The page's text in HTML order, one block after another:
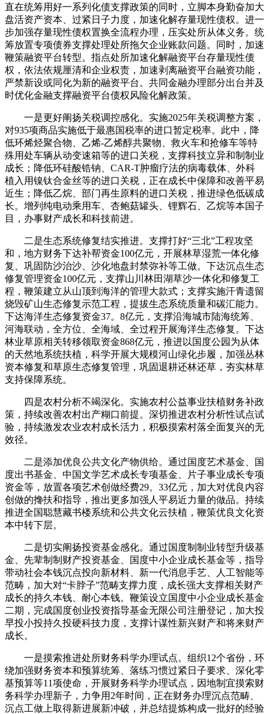
直在统筹用好一系列化债支撑政策的同时，立脚本身勤奋加大
盘活资产资本、过紧日子力度，加速化解存量现性债权。进一
步加强存量现性债权置换全流程办理，压实处所从体义务。统
筹放置专项债券支撑处理处所拖欠企业账款问题。同时，加速
鞭策融资平台转型。指点处所加速化解融资平台存量现性债
权，依法依规厘清和企业权责，加速剥离融资平台融资功能，
严禁新设或同化为新的融资平台。共同金融办理部分出台并及
时优化金融支撑融资平台债权风险化解政策。
一是更好阐扬关税调控感化。实施2025年关税调整方案，
对935项商品实施低于最惠国税率的进口暂定税率。此中，降
低环烯烃聚合物、乙烯-乙烯醇共聚物、救火车和抢修车等特
殊用处车辆从动变速箱等的进口关税，支撑科技立异和制制业
成长；降低环硅酸锆钠、CAR-T肿瘤疗法的病毒载体、外科
植入用镍钛合金丝等的进口关税，正在成长中保障和改善平易
近生；降低乙烷、部门再生原料的进口关税，推进绿色低碳成
长。增列纯电动乘用车、杏鲍菇罐头、锂辉石、乙烷等本国子
目，办事财产成长和科技前进。
二是生态系统修复结实推进。支撑打好“三北”工程攻坚
和，地方财务下达补帮资金100亿元，开展林草湿荒一体化修
复、巩固防沙治沙、沙化地盘封禁弥补等工做。下达沉点生态
修复管理资金100亿元，支撑山川林田湖草沙一体化和修复工
程，鞭策建立从山顶到海洋的管理大款式；支撑实施汗青遗留
烧毁矿山生态修复示范工程，提拔生态系统质量和碳汇能力。
下达海洋生态修复资金37。8亿元，支撑沿海城市陆海统筹、
河海联动，全方位、全海域、全过程开展海洋生态修复。下达
林业草原相关转移领取资金868亿元，推进以国度公园为从体
的天然地系统扶植，科学开展大规模河山绿化步履，加强丛林
资本修复和草原生态修复管理，巩固退耕还林还草，夯实林草
支持保障系统。
四是农村分析不竭深化。实施农村公益事业扶植财务补政
策，持续改善农村出产糊口前提。深切推进农村分析性试点试
验，持续激发农业农村成长活力，积极摸索村落全面复兴的无
效径。
二是添加优良公共文化产物供给。通过国度艺术基金、国
度出书基金、中国文学艺术成长专项基金、片子事业成长专项
资金等，放置各项艺术创做经费29。33亿元，加大对优良内容
创做的搀扶和指导，推出更多加强人平易近力量的做品。持续
推进全国聪慧藏书楼系统和公共文化云扶植，鞭策优良文化资
本中转下层。
二是切实阐扬投资基金感化。通过国度制制业转型升级基
金、先辈制制财产投资基金、国度中小企业成长基金等，指导
带动社会本钱沉点投向新材料、新一代消息手艺、人工智能等
范畴，加大对“卡脖子”范畴支撑力度，成长强大支撑相关财产
成长的持久本钱、耐心本钱。鞭策设立国度中小企业成长基金
二期，完成国度创业投资指导基金无限公司注册登记，加大投
早投小投持久投硬科技力度，支撑计谋性新兴财产和将来财产
成长。
一是摸索推进处所财务科学办理试点。组织12个省份，环
绕加强财务资本和预算统筹、落练习惯过紧日子要求、深化零
基预算等11项使命，开展财务科学办理试点，因地制宜摸索财
务科学办理新子，力争用2年时间，正在财务办理沉点范畴、
沉点工做上取得新进展新冲破，并总结提炼构成一批好的经验